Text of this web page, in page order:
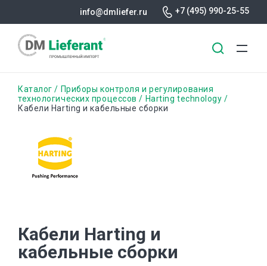
основному
info@dmliefer.ru +7 (495) 990-25-55
Строка
навигации
Каталог
Приборы контроля и регулирования
технологических процессов
Harting technology
Кабели Harting и кабельные сборки
Кабели Harting и
кабельные сборки